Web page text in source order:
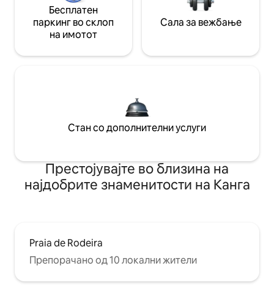
Бесплатен
паркинг во склоп
на имотот
Сала за вежбање
Стан со дополнителни услуги
Престојувајте во близина на
најдобрите знаменитости на Канга
Praia de Rodeira
Препорачано од 10 локални жители